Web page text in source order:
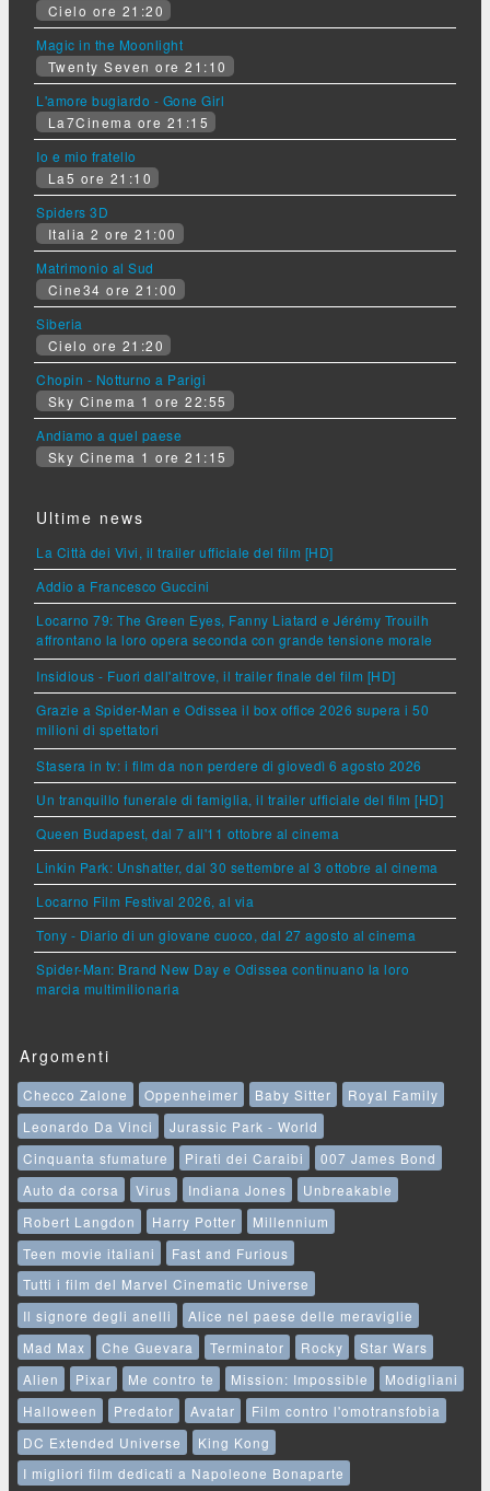
Cielo ore 21:20
Magic in the Moonlight
Twenty Seven ore 21:10
L'amore bugiardo - Gone Girl
La7Cinema ore 21:15
Io e mio fratello
La5 ore 21:10
Spiders 3D
Italia 2 ore 21:00
Matrimonio al Sud
Cine34 ore 21:00
Siberia
Cielo ore 21:20
Chopin - Notturno a Parigi
Sky Cinema 1 ore 22:55
Andiamo a quel paese
Sky Cinema 1 ore 21:15
Ultime news
La Città dei Vivi, il trailer ufficiale del film [HD]
Addio a Francesco Guccini
Locarno 79: The Green Eyes, Fanny Liatard e Jérémy Trouilh
affrontano la loro opera seconda con grande tensione morale
Insidious - Fuori dall'altrove, il trailer finale del film [HD]
Grazie a Spider-Man e Odissea il box office 2026 supera i 50
milioni di spettatori
Stasera in tv: i film da non perdere di giovedì 6 agosto 2026
Un tranquillo funerale di famiglia, il trailer ufficiale del film [HD]
Queen Budapest, dal 7 all'11 ottobre al cinema
Linkin Park: Unshatter, dal 30 settembre al 3 ottobre al cinema
Locarno Film Festival 2026, al via
Tony - Diario di un giovane cuoco, dal 27 agosto al cinema
Spider-Man: Brand New Day e Odissea continuano la loro
marcia multimilionaria
Argomenti
Checco Zalone Oppenheimer Baby Sitter
Royal Family
Leonardo Da Vinci
Jurassic Park - World
Cinquanta sfumature
Pirati dei Caraibi
007 James Bond
Auto da corsa
Virus Indiana Jones
Unbreakable
Robert Langdon
Harry Potter
Millennium
Teen movie italiani
Fast and Furious
Tutti i film del Marvel Cinematic Universe
Il signore degli anelli
Alice nel paese delle meraviglie
Mad Max
Che Guevara Terminator Rocky
Star Wars
Alien
Pixar Me contro te Mission: Impossible
Modigliani
Halloween
Predator Avatar
Film contro l'omotransfobia
DC Extended Universe
King Kong
I migliori film dedicati a Napoleone Bonaparte